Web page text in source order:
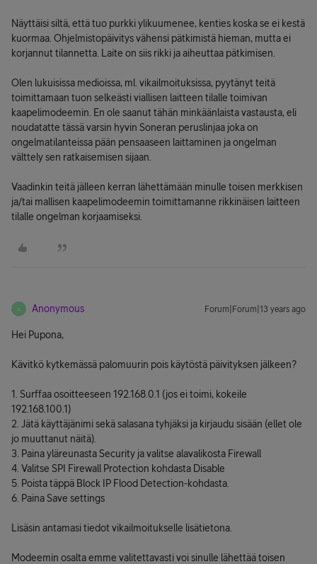
Näyttäisi siltä, että tuo purkki ylikuumenee, kenties koska se ei kestä
kuormaa. Ohjelmistopäivitys vähensi pätkimistä hieman, mutta ei
korjannut tilannetta. Laite on siis rikki ja aiheuttaa pätkimisen.
Olen lukuisissa medioissa, ml. vikailmoituksissa, pyytänyt teitä
toimittamaan tuon selkeästi viallisen laitteen tilalle toimivan
kaapelimodeemin. En ole saanut tähän minkäänlaista vastausta, eli
noudatatte tässä varsin hyvin Soneran peruslinjaa joka on
ongelmatilanteissa pään pensaaseen laittaminen ja ongelman
välttely sen ratkaisemisen sijaan.
Vaadinkin teitä jälleen kerran lähettämään minulle toisen merkkisen
ja/tai mallisen kaapelimodeemin toimittamanne rikkinäisen laitteen
tilalle ongelman korjaamiseksi.
A Anonymous Forum|Forum|13 years ago
Hei Pupona,
Kävitkö kytkemässä palomuurin pois käytöstä päivityksen jälkeen?
1. Surffaa osoitteeseen 192.168.0.1 (jos ei toimi, kokeile
192.168.100.1)
2. Jätä käyttäjänimi sekä salasana tyhjäksi ja kirjaudu sisään (ellet ole
jo muuttanut näitä).
3. Paina yläreunasta Security ja valitse alavalikosta Firewall
4. Valitse SPI Firewall Protection kohdasta Disable
5. Poista täppä Block IP Flood Detection-kohdasta.
6. Paina Save settings
Lisäsin antamasi tiedot vikailmoitukselle lisätietona.
Modeemin osalta emme valitettavasti voi sinulle lähettää toisen